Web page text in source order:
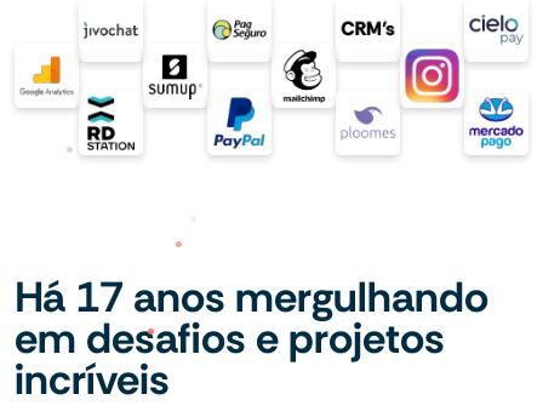
Há 17 anos mergulhando
em desafios e projetos
incríveis